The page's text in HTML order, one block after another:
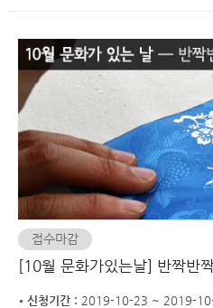
접수마감
[10월 문화가있는날] 반짝반
신청기간 : 2019-10-23 ~ 2019-